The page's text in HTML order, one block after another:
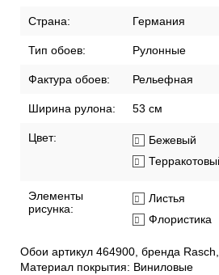
Страна: Германия
Тип обоев: Рулонные
Фактура обоев: Рельефная
Ширина рулона: 53 см
Цвет:
Бежевый
Элементы
рисунка:
Листья
Флористика
Обои артикул 464900, бренда
Материал покрытия: Виниловые